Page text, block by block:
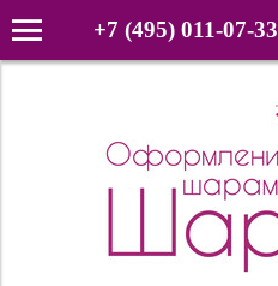
+7 (495) 011-07-33